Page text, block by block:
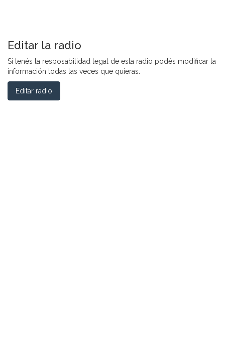
Editar la radio
Si tenés la resposabilidad legal de esta radio podés modificar la
información todas las veces que quieras.
Editar radio